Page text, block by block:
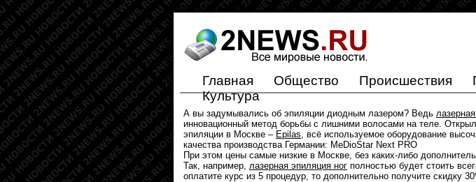
Главная Общество Происшествия
Культура
А вы задумывались об эпиляции диодным лазером? Ведь
инновационный метод борьбы с лишними волосами на теле.
эпиляции в Москве – Epilas, всё используемое оборудование
качества производства Германии: MeDioStar Next PRO
При этом цены самые низкие в Москве, без каких-либо
Так, например, лазерная эпиляция ног полностью будет стоить
оплатите курс из 5 процедур, то дополнительно получите скидку